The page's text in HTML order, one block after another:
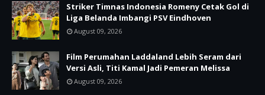
Striker Timnas Indonesia Romeny Cetak Gol di
Liga Belanda Imbangi PSV Eindhoven
August 09, 2026
Film Perumahan Laddaland Lebih Seram dari
Versi Asli, Titi Kamal Jadi Pemeran Melissa
August 09, 2026